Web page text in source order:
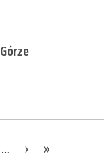
… › »